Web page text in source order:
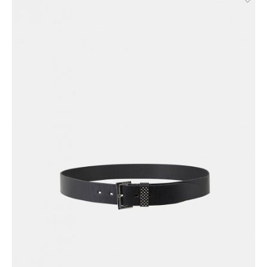
или пара лёгких курток, или 1 удлинённый пуховик. Если вы
хотите заказать больше — то наши менеджеры всё посчитают
и разделят ваш заказ на несколько, доставка за каждый заказ
будет оплачиваться отдельно, но всё приедет вместе в один